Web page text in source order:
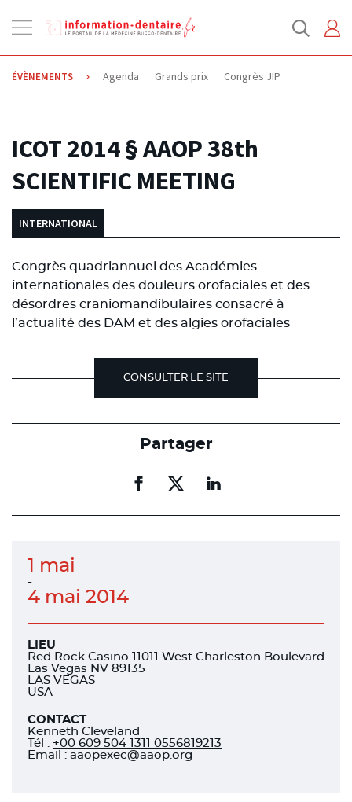
la
navigation
ÉVÈNEMENTS Agenda Grands prix Congrès JIP
26.03.2014
ICOT 2014 § AAOP 38th
SCIENTIFIC MEETING
INTERNATIONAL
Congrès quadriannuel des Académies
internationales des douleurs orofaciales et des
désordres craniomandibulaires consacré à
l’actualité des DAM et des algies orofaciales
CONSULTER LE SITE
Partager
Partager
facebook
Partager
facebook
Partager
linkedin
1 mai
-
4 mai 2014
LIEU
Red Rock Casino 11011 West Charleston Boulevard
Las Vegas NV 89135
LAS VEGAS
USA
CONTACT
Kenneth Cleveland
Tél : +00 609 504 1311 0556819213
Email : aaopexec@aaop.org